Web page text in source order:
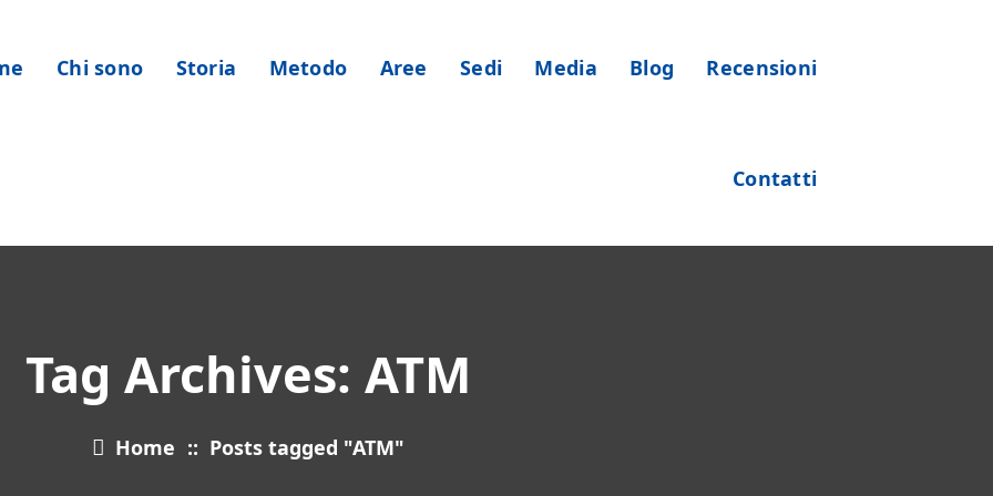
Chi sono Storia Metodo Aree Sedi Media Blog Recensioni
Contatti
Tag Archives: ATM
Home :: Posts tagged "ATM"